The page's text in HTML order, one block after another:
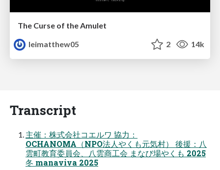
The Curse of the Amulet
leimatthew05
2 14k
Transcript
主催：株式会社コエルワ 協力：
OCHANOMA（NPO法人やくも元気村） 後援：八
雲町教育委員会、八雲商工会 まなび場やくも 2025
冬 manaviva 2025